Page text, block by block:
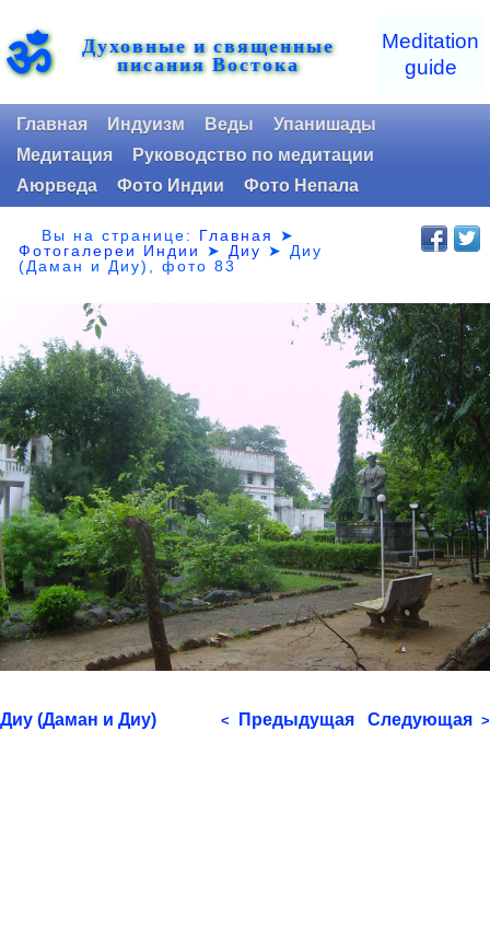
ॐ Духовные и священные
писания Востока
Meditation
guide
Главная Индуизм Веды
Упанишады
Медитация
Руководство по медитации
Аюрведа
Фото Индии Фото Непала
Вы на странице: Главная
➤
Фотогалереи Индии
➤ Диу ➤ Диу
(Даман и Диу), фото 83
Диу (Даман и Диу) < Предыдущая Следующая >